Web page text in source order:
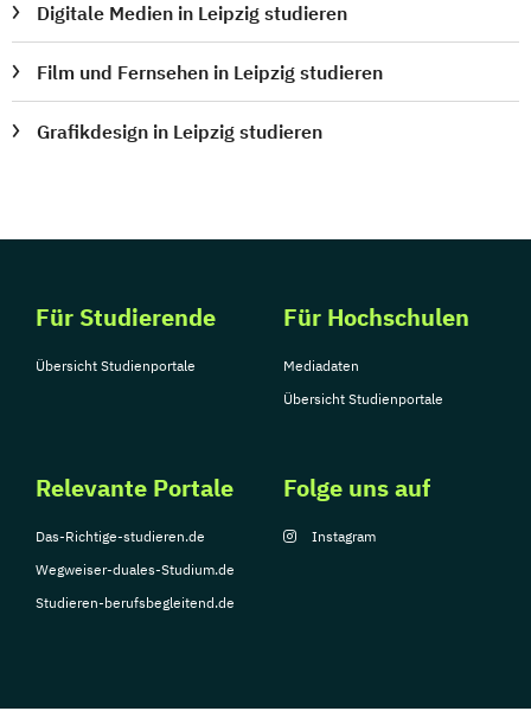
Digitale Medien in Leipzig studieren
Film und Fernsehen in Leipzig studieren
Grafikdesign in Leipzig studieren
Für Studierende
Übersicht Studienportale
Für Hochschulen
Mediadaten
Übersicht Studienportale
Relevante Portale
Das-Richtige-studieren.de
Wegweiser-duales-Studium.de
Studieren-berufsbegleitend.de
Folge uns auf
Instagram